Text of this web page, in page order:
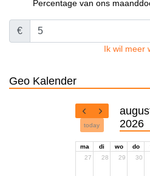
Percentage van ons
€
Ik wil meer
Geo Kalender
today
2026
ma di wo do
27
28 29 30